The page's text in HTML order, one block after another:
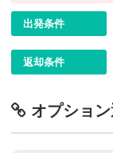
出発条件
返却条件
オプショ